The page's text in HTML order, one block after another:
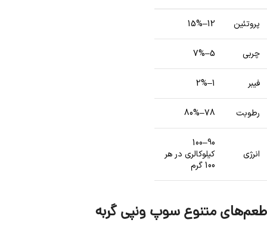
پروتئین 12–15%
چربی 5–7%
فیبر 1–2%
رطوبت 78–80%
انرژی
90–100
کیلوکالری در هر
100 گرم
طعم‌های متنوع سوپ ونپی گربه